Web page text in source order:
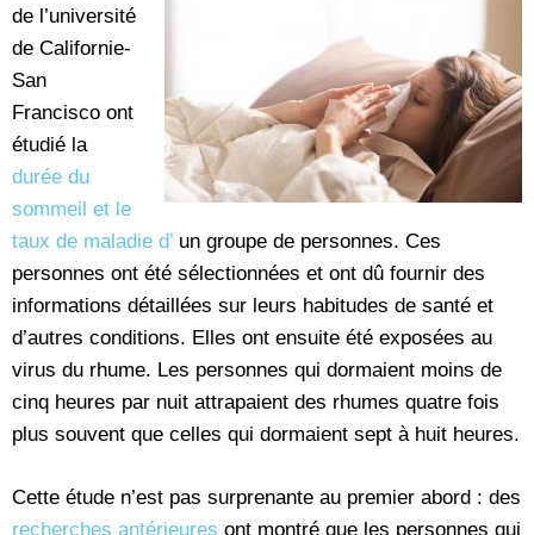
de l’université
de Californie-
San
Francisco ont
étudié la
durée du
sommeil et le
taux de maladie d’ un groupe de personnes. Ces
personnes ont été sélectionnées et ont dû fournir des
informations détaillées sur leurs habitudes de santé et
d’autres conditions. Elles ont ensuite été exposées au
virus du rhume. Les personnes qui dormaient moins de
cinq heures par nuit attrapaient des rhumes quatre fois
plus souvent que celles qui dormaient sept à huit heures.
Cette étude n’est pas surprenante au premier abord : des
recherches antérieures ont montré que les personnes qui